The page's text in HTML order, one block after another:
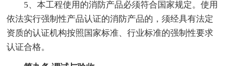
5、本工程使用的消防产品必须符合国家规定。使用
依法实行强制性产品认证的消防产品的，须经具有法定
资质的认证机构按照国家标准、行业标准的强制性要求
认证合格。